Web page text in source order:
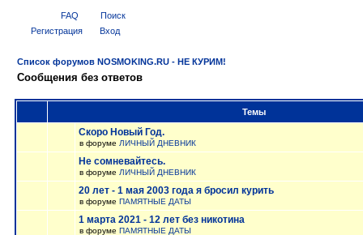
FAQ
Поиск
Регистрация
Вход
Список форумов NOSMOKING.RU - НЕ КУРИМ!
Сообщения без ответов
Темы
Скоро Новый Год.
в форуме ЛИЧНЫЙ ДНЕВНИК
Не сомневайтесь.
в форуме ЛИЧНЫЙ ДНЕВНИК
20 лет - 1 мая 2003 года я бросил курить
в форуме ПАМЯТНЫЕ ДАТЫ
1 марта 2021 - 12 лет без никотина
в форуме ПАМЯТНЫЕ ДАТЫ